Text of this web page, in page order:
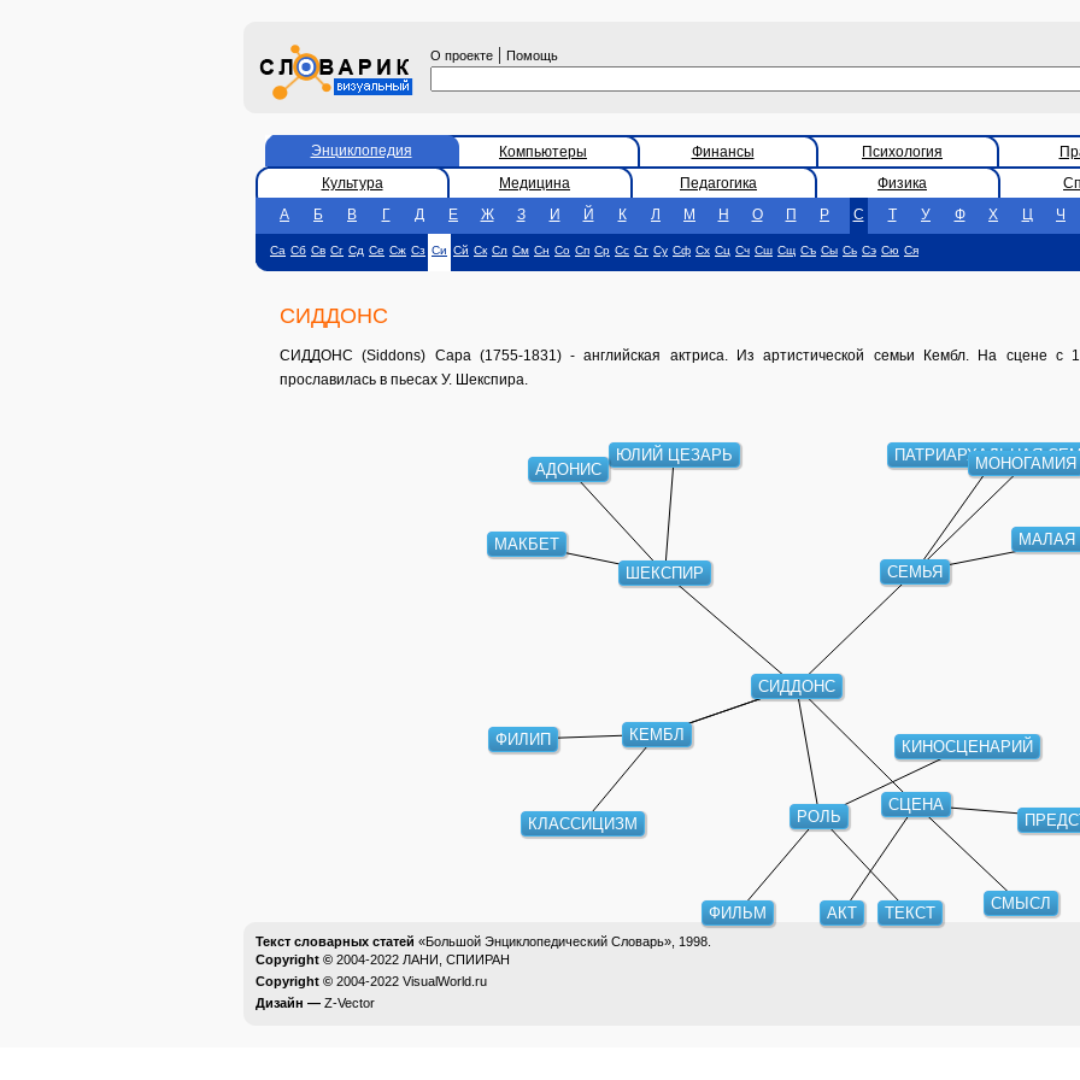
О проекте | Помощь
Энциклопедия Компьютеры Финансы Психология
Культура
Медицина Педагогика Физика
А
Б В Г Д Е Ж З И Й К Л М Н О П Р С Т У Ф Х Ц Ч
Са Сб Св Сг Сд Се Сж Сз Си Сй Ск Сл См Сн Со Сп Ср Сс Ст Су Сф Сх Сц Сч Сш Сщ Съ Сы Сь Сэ Сю Ся
СИДДОНС
СИДДОНС (Siddons) Сара (1755-1831) - английская актриса. Из артистической семьи Кембл. На сцене с
прославилась в пьесах У. Шекспира.
СИДДОНС
КЕМБЛ
ШЕКСПИР
РОЛЬ
СЕМЬЯ
СЦЕНА
ФИЛИП
КЛАССИЦИЗМ
ЮЛИЙ ЦЕЗАРЬ
АДОНИС
МАКБЕТ
КИНОСЦЕНАРИЙ
ТЕКСТ
ФИЛЬМ
ПАТРИАРХАЛЬНАЯ
МАЛАЯ
МОНОГАМИЯ
АКТ
СМЫСЛ
Текст словарных статей «Большой Энциклопедический Словарь», 1998.
Copyright © 2004-2022 ЛАНИ, СПИИРАН
Copyright © 2004-2022 VisualWorld.ru
Дизайн — Z-Vector